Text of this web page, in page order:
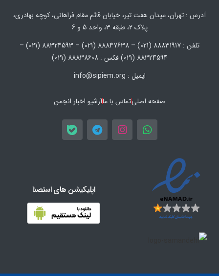
آدرس : تهران، میدان هفت تیر، خیابان قائم مقام فراهانی، کوچه بهادری،
پلاک 2، طبقه 3، واحد 5 و 6
تلفن : 88831917 (021) – 88847638 (021) – 88324593 (021) –
88324594 (021) فکس : 88838608 (021)
ایمیل : info@sipiem.org
صفحه اصلیتماس با ماآرشیو اخبار انجمن
اپلیکیشن های استصنا